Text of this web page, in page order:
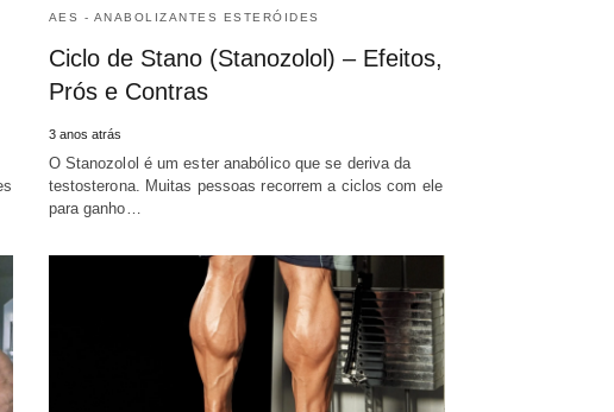
AES - ANABOLIZANTES ESTERÓIDES
Ciclo de Stano (Stanozolol) – Efeitos,
Prós e Contras
3 anos atrás
O Stanozolol é um ester anabólico que se deriva da
testosterona. Muitas pessoas recorrem a ciclos com ele
para ganho…